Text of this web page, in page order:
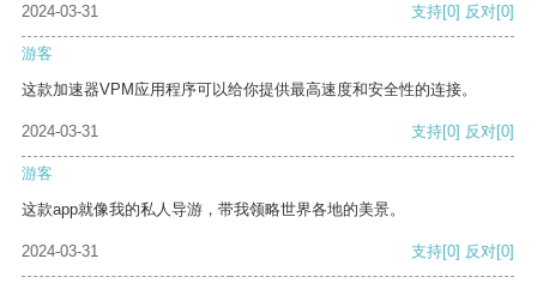
2024-03-31
支持[0] 反对[0]
游客
这款加速器VPM应用程序可以给你提供最高速度和安全性的连接。
2024-03-31 支持[0] 反对[0]
游客
这款app就像我的私人导游，带我领略世界各地的美景。
2024-03-31 支持[0] 反对[0]